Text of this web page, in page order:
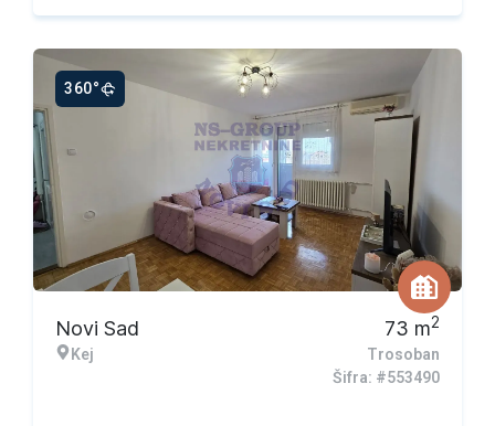
360°
Ekskluzivna ponuda
Novi Sad
Kej
73 m2
Trosoban
Šifra: #553490